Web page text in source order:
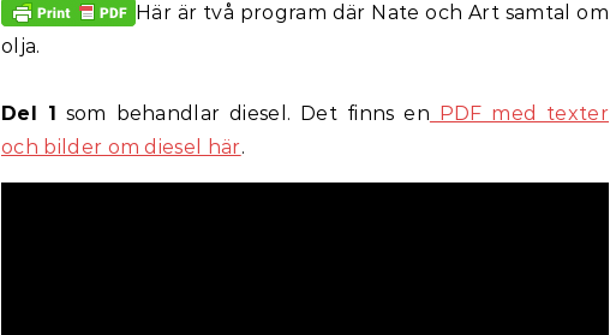
Här är två program där Nate och Art samtal om
olja.
Del 1 som behandlar diesel. Det finns en PDF med texter
och bilder om diesel här.